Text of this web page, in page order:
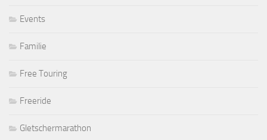
Events
Familie
Free Touring
Freeride
Gletschermarathon